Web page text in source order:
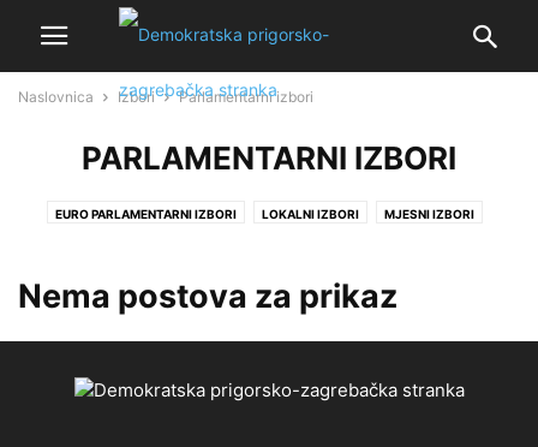
Naslovnica Izbori Parlamentarni izbori
PARLAMENTARNI IZBORI
EURO PARLAMENTARNI IZBORI LOKALNI IZBORI MJESNI IZBORI
Nema postova za prikaz